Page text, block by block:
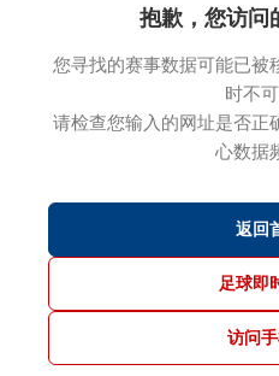
抱歉，您访问
您寻找的赛事数据可能已被
时不可
请检查您输入的网址是否正
心数据
返回
足球即
访问